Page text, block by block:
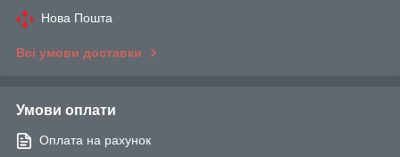
Нова Пошта
Всі умови доставки
Умови оплати
Оплата на рахунок